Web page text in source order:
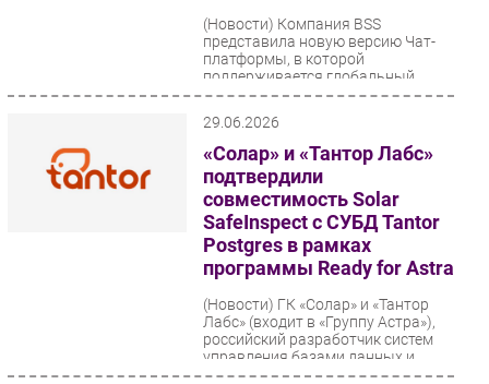
(Новости) Компания BSS
представила новую версию Чат-
платформы, в которой
поддерживается глобальный
тренд на гиперперсонализацию и
29.06.2026
«Солар» и «Тантор Лабс»
подтвердили
совместимость Solar
SafeInspect с СУБД Tantor
Postgres в рамках
программы Ready for Astra
(Новости) ГК «Солар» и «Тантор
Лабс» (входит в «Группу Астра»),
российский разработчик систем
управления базами данных и
машин баз данных, подтвердили...